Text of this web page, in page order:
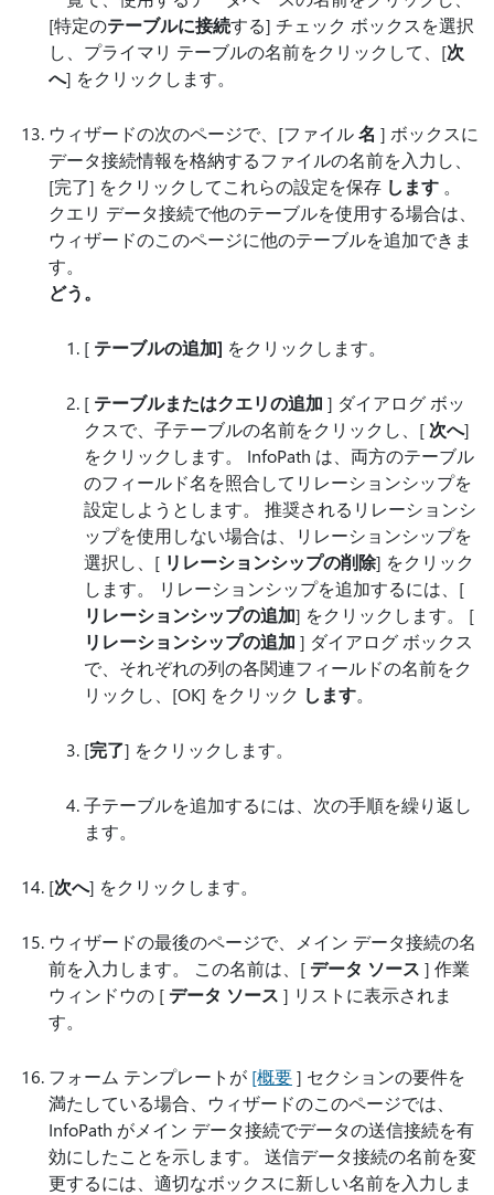
[特定のテーブルに接続する] チェック ボックスを選択
し、プライマリ テーブルの名前をクリックして、[次
へ] をクリックします。
ウィザードの次のページで、[ファイル名 ] ボックスに
データ接続情報を格納するファイルの名前を入力し、
[完了] をクリックしてこれらの設定を保存 します 。
クエリ データ接続で他のテーブルを使用する場合は、
ウィザードのこのページに他のテーブルを追加できま
す。
どう。
[ テーブルの追加] をクリックします。
[ テーブルまたはクエリの追加 ] ダイアログ ボッ
クスで、子テーブルの名前をクリックし、[ 次へ]
をクリックします。 InfoPath は、両方のテーブル
のフィールド名を照合してリレーションシップを
設定しようとします。 推奨されるリレーションシ
ップを使用しない場合は、リレーションシップを
選択し、[ リレーションシップの削除] をクリック
します。 リレーションシップを追加するには、[
リレーションシップの追加] をクリックします。 [
リレーションシップの追加 ] ダイアログ ボックス
で、それぞれの列の各関連フィールドの名前をク
リックし、[OK] をクリック します。
[完了] をクリックします。
子テーブルを追加するには、次の手順を繰り返し
ます。
[次へ] をクリックします。
ウィザードの最後のページで、メイン データ接続の名
前を入力します。 この名前は、[ データ ソース ] 作業
ウィンドウの [ データ ソース ] リストに表示されま
す。
フォーム テンプレートが [概要] セクションの要件を
満たしている場合、ウィザードのこのページでは、
InfoPath がメイン データ接続でデータの送信接続を有
効にしたことを示します。 送信データ接続の名前を変
更するには、適切なボックスに新しい名前を入力しま